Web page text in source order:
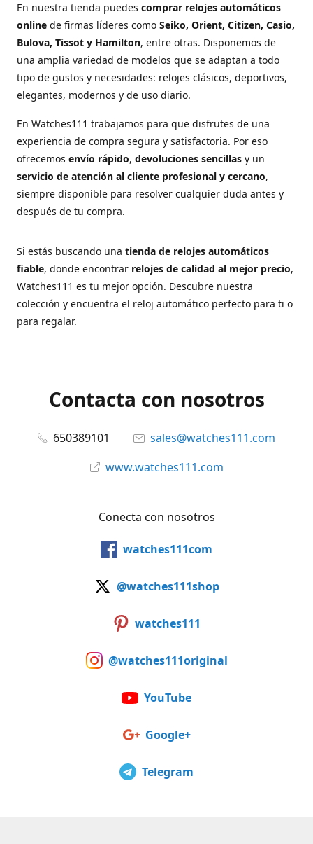
En nuestra tienda puedes comprar relojes automáticos
online de firmas líderes como Seiko, Orient, Citizen, Casio,
Bulova, Tissot y Hamilton, entre otras. Disponemos de
una amplia variedad de modelos que se adaptan a todo
tipo de gustos y necesidades: relojes clásicos, deportivos,
elegantes, modernos y de uso diario.
En Watches111 trabajamos para que disfrutes de una
experiencia de compra segura y satisfactoria. Por eso
ofrecemos envío rápido, devoluciones sencillas y un
servicio de atención al cliente profesional y cercano,
siempre disponible para resolver cualquier duda antes y
después de tu compra.
Si estás buscando una tienda de relojes automáticos
fiable, donde encontrar relojes de calidad al mejor precio,
Watches111 es tu mejor opción. Descubre nuestra
colección y encuentra el reloj automático perfecto para ti o
para regalar.
Contacta con nosotros
650389101
sales@watches111.com
www.watches111.com
Conecta con nosotros
watches111com
@watches111shop
watches111
@watches111original
YouTube
Google+
Telegram